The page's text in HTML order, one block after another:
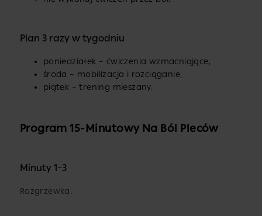
Plan 3 razy w tygodniu
poniedziałek – ćwiczenia wzmacniające,
środa – mobilizacja i rozciąganie,
piątek – trening mieszany.
Program 15-Minutowy Na Ból Pleców
Minuty 1–3
Rozgrzewka.